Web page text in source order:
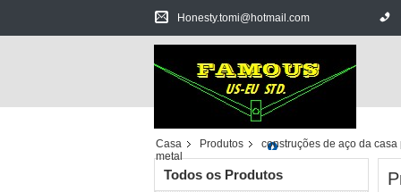
Honesty.tomi@hotmail.com
Casa Produtos construções de aço da
metal
Todos os Produtos